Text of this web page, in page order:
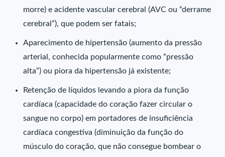
morre) e acidente vascular cerebral (AVC ou “derrame
cerebral”), que podem ser fatais;
Aparecimento de hipertensão (aumento da pressão
arterial, conhecida popularmente como “pressão
alta”) ou piora da hipertensão já existente;
Retenção de líquidos levando a piora da função
cardíaca (capacidade do coração fazer circular o
sangue no corpo) em portadores de insuficiência
cardíaca congestiva (diminuição da função do
músculo do coração, que não consegue bombear o